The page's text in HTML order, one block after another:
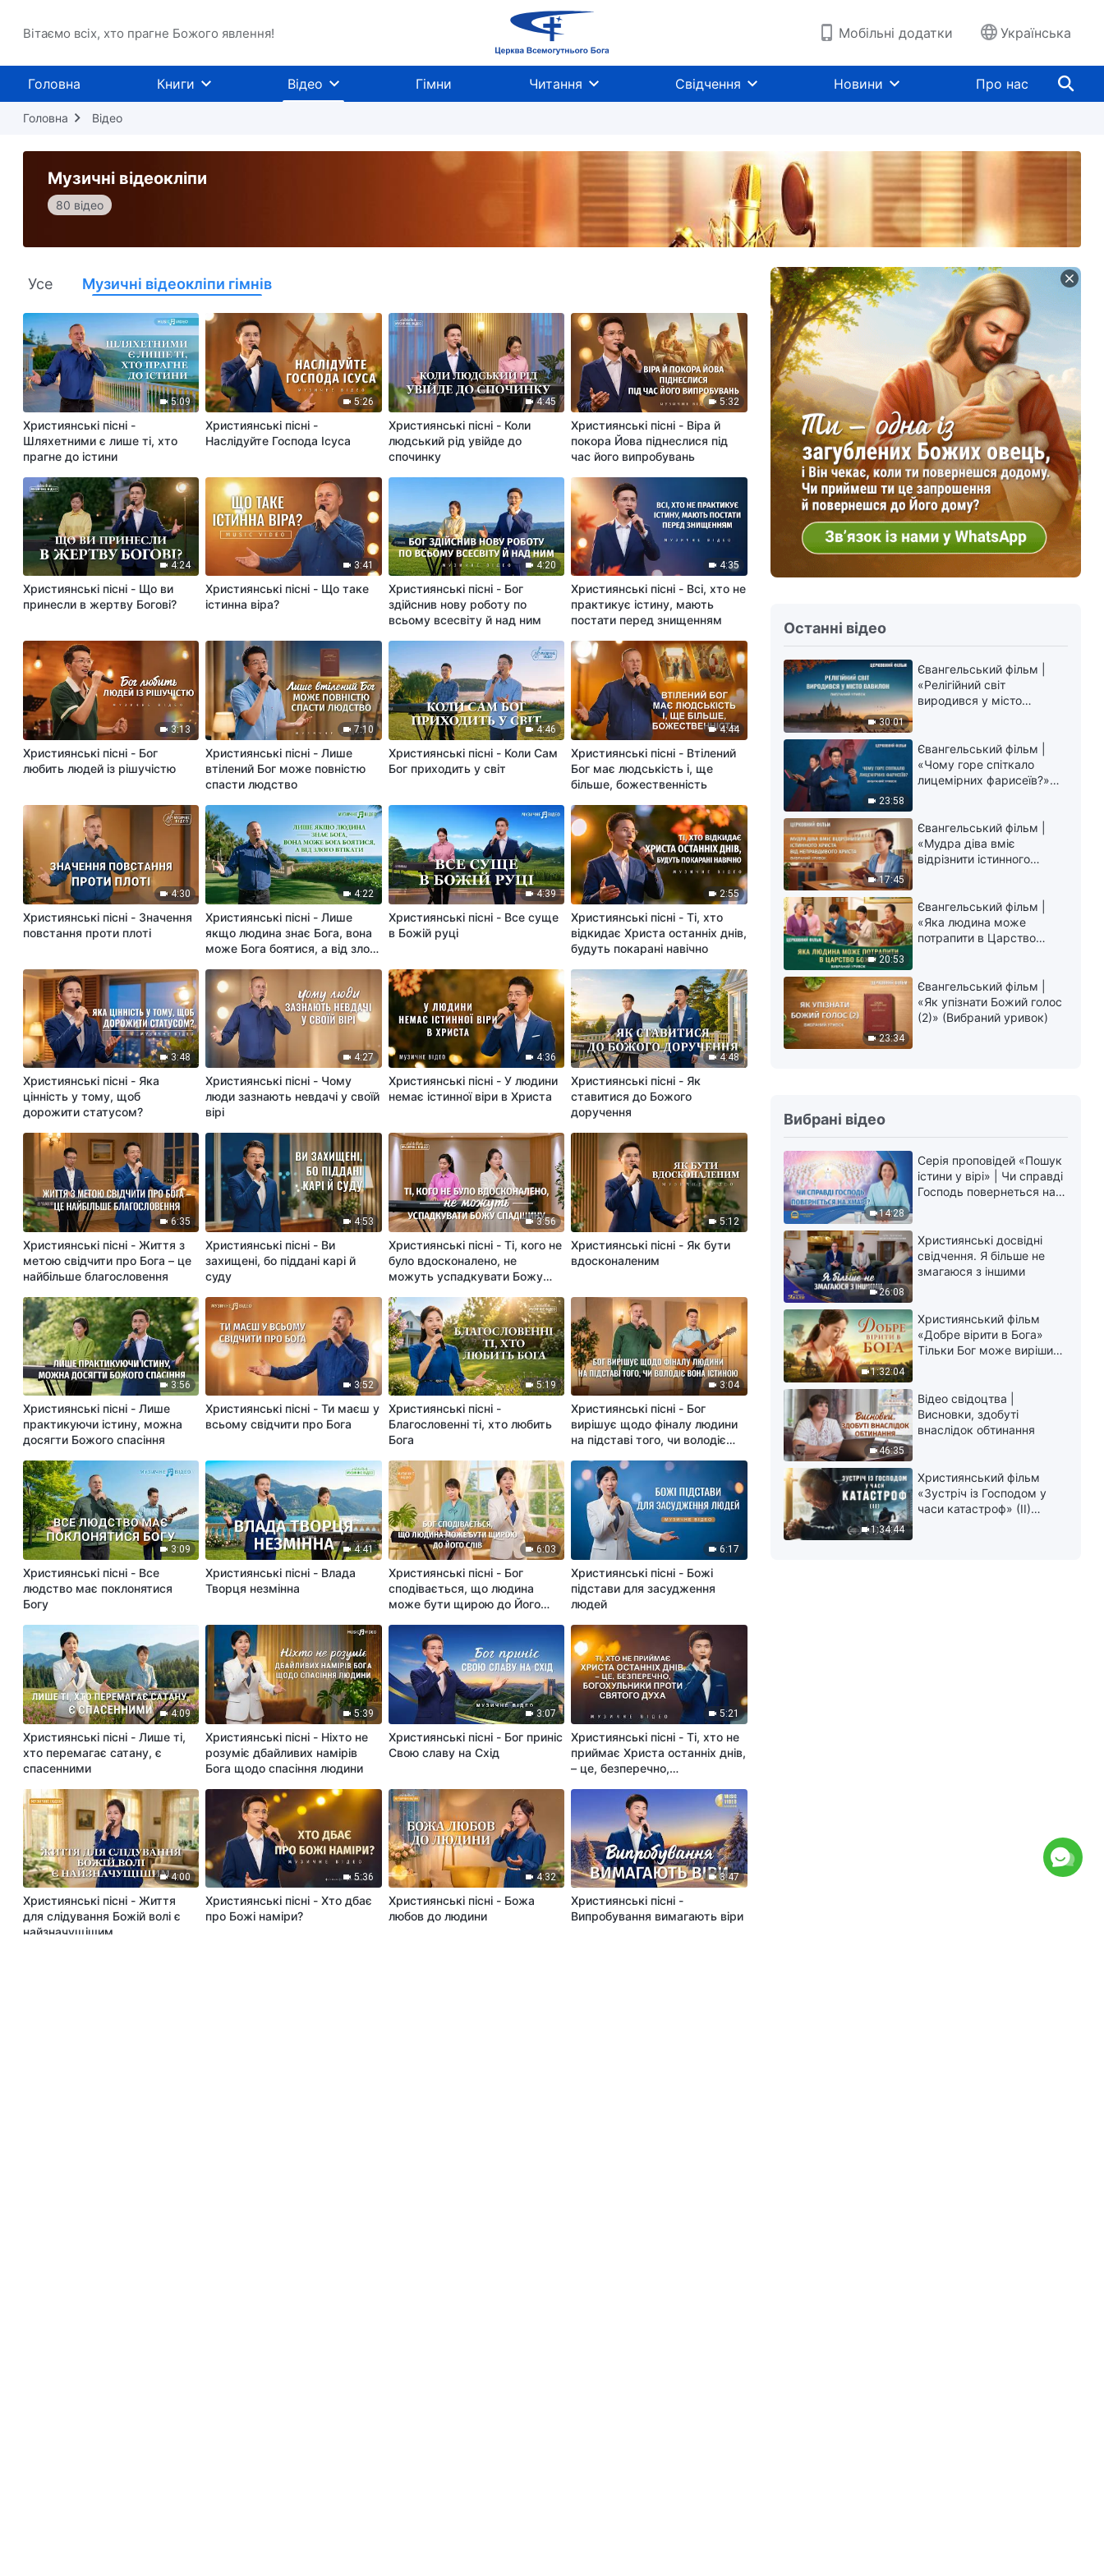
Вітаємо всіх, хто прагне Божого явлення! Мобільні додатки Українська
Головна Книги Відео Гімни Читання Свідчення Новини Про нас
Головна Відео
Музичні відеокліпи
80 відео
Усе Музичні відеокліпи гімнів
5:09
Християнські пісні -
Шляхетними є лише ті, хто
прагне до істини
5:26
Християнські пісні -
Наслідуйте Господа Ісуса
4:45
Християнські пісні - Коли
людський рід увійде до
спочинку
5:32
Християнські пісні - Віра й
покора Йова піднеслися під
час його випробувань
4:24
Християнські пісні - Що ви
принесли в жертву Богові?
3:41
Християнські пісні - Що таке
істинна віра?
4:20
Християнські пісні - Бог
здійснив нову роботу по
всьому всесвіту й над ним
4:35
Християнські пісні - Всі, хто не
практикує істину, мають
постати перед знищенням
3:13
Християнські пісні - Бог
любить людей із рішучістю
7:10
Християнські пісні - Лише
втілений Бог може повністю
спасти людство
4:46
Християнські пісні - Коли Сам
Бог приходить у світ
4:44
Християнські пісні - Втілений
Бог має людськість і, ще
більше, божественність
4:30
Християнські пісні - Значення
повстання проти плоті
4:22
Християнські пісні - Лише
якщо людина знає Бога, вона
може Бога боятися, а від злого
4:39
Християнські пісні - Все суще
в Божій руці
2:55
Християнські пісні - Ті, хто
відкидає Христа останніх днів,
будуть покарані навічно
3:48
Християнські пісні - Яка
цінність у тому, щоб
дорожити статусом?
4:27
Християнські пісні - Чому
люди зазнають невдачі у своїй
вірі
4:36
Християнські пісні - У людини
немає істинної віри в Христа
4:48
Християнські пісні - Як
ставитися до Божого
доручення
6:35
Християнські пісні - Життя з
метою свідчити про Бога – це
найбільше благословення
4:53
Християнські пісні - Ви
захищені, бо піддані карі й
суду
3:56
Християнські пісні - Ті, кого не
було вдосконалено, не
можуть успадкувати Божу
5:12
Християнські пісні - Як бути
вдосконаленим
3:56
Християнські пісні - Лише
практикуючи істину, можна
досягти Божого спасіння
3:52
Християнські пісні - Ти маєш у
всьому свідчити про Бога
5:19
Християнські пісні -
Благословенні ті, хто любить
Бога
3:04
Християнські пісні - Бог
вирішує щодо фіналу людини
на підставі того, чи володіє
3:09
Християнські пісні - Все
людство має поклонятися
Богу
4:41
Християнські пісні - Влада
Творця незмінна
6:03
Християнські пісні - Бог
сподівається, що людина
може бути щирою до Його
6:17
Християнські пісні - Божі
підстави для засудження
людей
4:09
Християнські пісні - Лише ті,
хто перемагає сатану, є
спасенними
5:39
Християнські пісні - Ніхто не
розуміє дбайливих намірів
Бога щодо спасіння людини
3:07
Християнські пісні - Бог приніс
Свою славу на Схід
5:21
Християнські пісні - Ті, хто не
приймає Христа останніх днів,
– це, безперечно,
4:00
Християнські пісні - Життя
для слідування Божій волі є
найзначущішим
5:36
Християнські пісні - Хто дбає
про Божі наміри?
4:32
Християнські пісні - Божа
любов до людини
3:47
Християнські пісні -
Випробування вимагають віри
Останні відео
30:01
Євангельський фільм |
«Релігійний світ
виродився у місто
23:58
Євангельський фільм |
«Чому горе спіткало
лицемірних фарисеїв?»
17:45
Євангельський фільм |
«Мудра діва вміє
відрізнити істинного
уривок)
20:53
Євангельський фільм |
«Яка людина може
потрапити в Царство
23:34
Євангельський фільм |
«Як упізнати Божий голос
(2)» (Вибраний уривок)
Вибрані відео
14:28
Серія проповідей «Пошук
істини у вірі» | Чи справді
Господь повернеться на
26:08
Християнські досвідні
свідчення. Я більше не
змагаюся з іншими
1:32:04
Християнський фільм
«Добре вірити в Бога»
Тільки Бог може вирішити
46:35
Відео свідоцтва |
Висновки, здобуті
внаслідок обтинання
1:34:44
Християнський фільм
«Зустріч із Господом у
часи катастроф» (II)